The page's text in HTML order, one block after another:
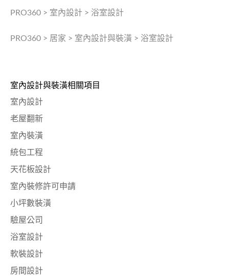
PRO360 > 室內設計 > 浴室設計
PRO360 > 居家 > 室內設計與裝潢 > 浴室設計
室內設計與裝潢相關項目
室內設計
老屋翻新
室內裝潢
統包工程
天花板設計
室內裝修許可申請
小坪數裝潢
驗屋公司
浴室設計
軟裝設計
房間設計